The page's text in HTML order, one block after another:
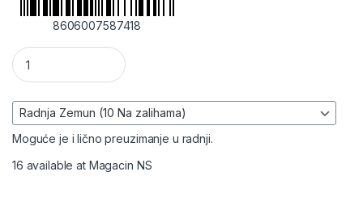
8606007587418
Montažna kutija PM4 – četvorostruka količina
Moguće je i lično preuzimanje u radnji.
16 available at Magacin NS